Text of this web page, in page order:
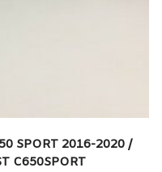
SPORT 2016-2020 /
C650SPORT